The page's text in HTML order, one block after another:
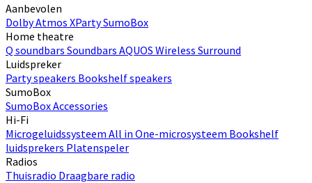
Aanbevolen
Dolby Atmos XPartySumoBox
Home theatre
Q soundbars Soundbars AQUOS Wireless Surround
Luidspreker
Party speakers Bookshelf speakers
SumoBox
SumoBoxAccessories
Hi-Fi​
Microgeluidssysteem All in One-microsysteem Bookshelf
luidsprekers Platenspeler
Radios
Thuisradio Draagbare radio